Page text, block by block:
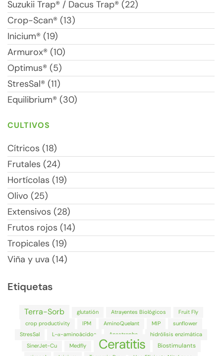
Suzukii Trap® / Dacus Trap® (22)
Crop-Scan® (13)
Inicium® (19)
Armurox® (10)
Optimus® (5)
StresSal® (11)
Equilibrium® (30)
CULTIVOS
Cítricos (18)
Frutales (24)
Hortícolas (19)
Olivo (25)
Extensivos (28)
Frutos rojos (14)
Tropicales (19)
Viña y uva (14)
Etiquetas
Terra-Sorb glutatión Atrayentes Biológicos
Fruit Fly
crop productivity
IPM AminoQuelant MIP
sunflower
StresSal
L-α-aminoácidos Anastrepha
hidrólisis enzimática
SinerJet-Cu
Medfly Ceratitis Biostimulants